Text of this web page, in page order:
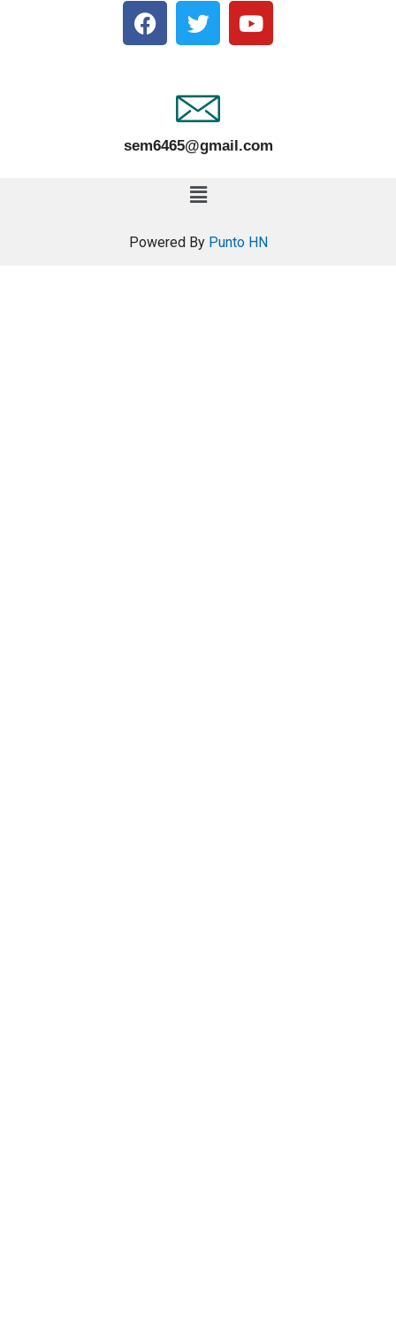
sem6465@gmail.com
Powered By Punto HN